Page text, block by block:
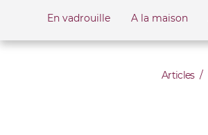
En vadrouille A la maison
Articles